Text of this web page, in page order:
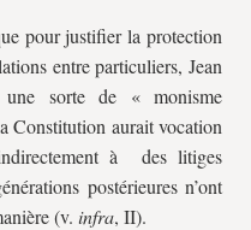
pour justifier la protection
entre particuliers, Jean
sorte de « monisme
Constitution aurait vocation
à des litiges
postérieures n’ont
(v. infra, II).